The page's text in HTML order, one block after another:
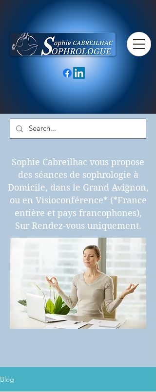
Sophie Cabreilhac vous propose
des séances de sophrologie à
Domicile, dans le Grand Avignon,
ou en Visioconférence* (*France
entière et pays francophones),
Sur Rendez-vous uniquement.
Blog